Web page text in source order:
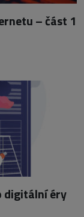
– část 1
digitální éry